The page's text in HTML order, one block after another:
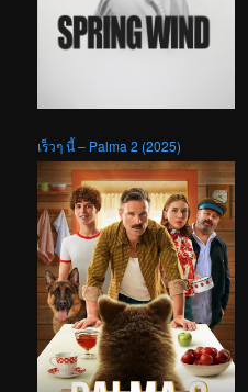
เร็วๆ นี้ – Palma 2 (2025)